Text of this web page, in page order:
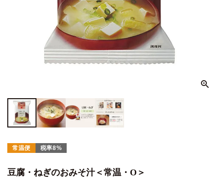
常温便 税率8%
豆腐・ねぎのおみそ汁＜常温・O＞